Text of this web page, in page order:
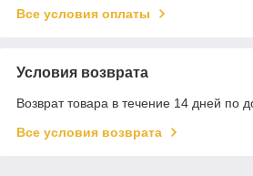
Все условия оплаты
Условия возврата
Возврат товара в течение 14 дней по
Все условия возврата